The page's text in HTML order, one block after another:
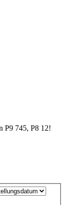
P9 745, P8 12!